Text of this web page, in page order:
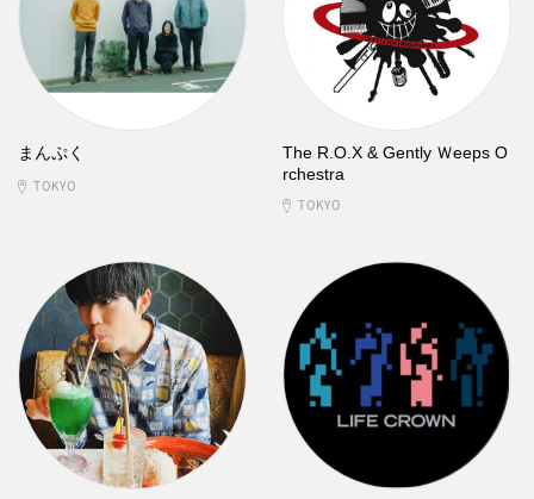
まんぷく
TOKYO
The R.O.X & Gently Ｗeeps O
rchestra
TOKYO